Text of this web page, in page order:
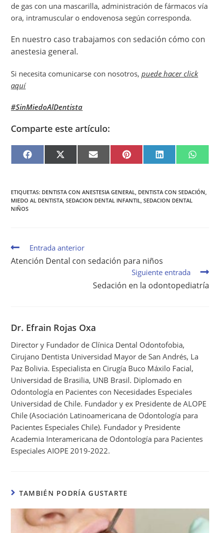
de gas con una mascarilla, administración de fármacos vía
ora, intramuscular o endovenosa según corresponda.
En nuestro caso trabajamos con sedación cómo con
anestesia general.
Si necesita comunicarse con nosotros,puede hacer click
aquí
#SinMiedoAlDentista
Comparte este artículo:
F
A
O
K
X
(
T
E
R
E
M
P
I
E
S
T
L
I
I
N
W
H
P
ETIQUETAS: DENTISTA CON ANESTESIA GENERAL, DENTISTA CON SEDACIÓN,
MIEDO AL DENTISTA, SEDACION DENTAL INFANTIL, SEDACION DENTAL
NIÑOS
Entrada anterior
Atención Dental con sedación para niños
Siguiente entrada
Sedación en la odontopediatría
Dr. Efrain Rojas Oxa
Director y Fundador de Clínica Dental Odontofobia,
Cirujano Dentista Universidad Mayor de San Andrés, La
Paz Bolivia. Especialista en Cirugía Buco Máxilo Facial,
Universidad de Brasilia, UNB Brasil. Diplomado en
Odontología en Pacientes con Necesidades Especiales
Universidad de Chile. Fundador y ex Presidente de ALOPE
Chile (Asociación Latinoamericana de Odontología para
Pacientes Especiales Chile). Fundador y Presidente
Academia Interamericana de Odontología para Pacientes
Especiales AIOPE 2019-2022.
TAMBIÉN PODRÍA GUSTARTE